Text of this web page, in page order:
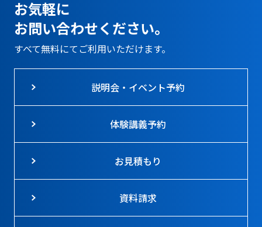
お気軽に
お問い合わせください。
すべて無料にてご利用いただけます。
説明会・イベント予約
体験講義予約
お見積もり
資料請求